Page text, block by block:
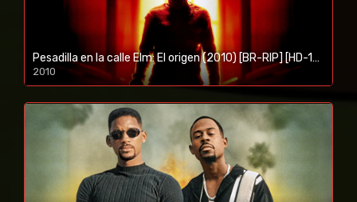
Pesadilla en la calle Elm: El origen (2010) [BR-RIP] [HD-1080p]
2010
1080p/720p